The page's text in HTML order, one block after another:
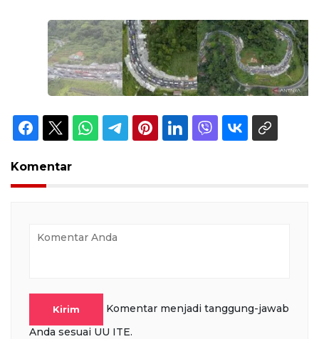
Komentar
Kirim
Komentar menjadi tanggung-jawab
Anda sesuai UU ITE.